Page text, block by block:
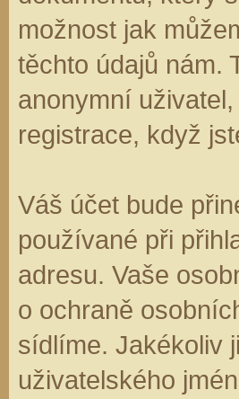
možnost jak
těchto údajů nám.
anonymní
registrace, když
Váš účet bude
používané při
adresu. Vaše
o ochraně
sídlíme. Jakékoliv
uživatelského